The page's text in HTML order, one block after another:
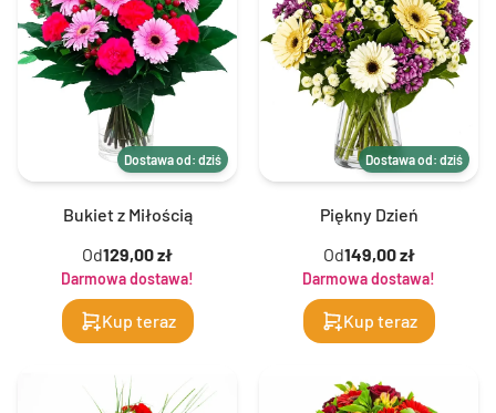
Dostawa od: dziś
Bukiet z Miłością
Od129,00 zł
Darmowa dostawa!
Kup teraz
Dostawa od: dziś
Piękny Dzień
Od149,00 zł
Darmowa dostawa!
Kup teraz